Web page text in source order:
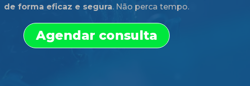
de forma eficaz e segura. Não perca tempo.
Agendar consulta